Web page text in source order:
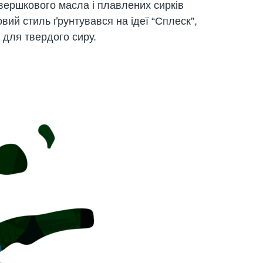
масла і плавлених сирків
стиль ґрунтувався на ідеї “Сплеск”,
твердого сиру.